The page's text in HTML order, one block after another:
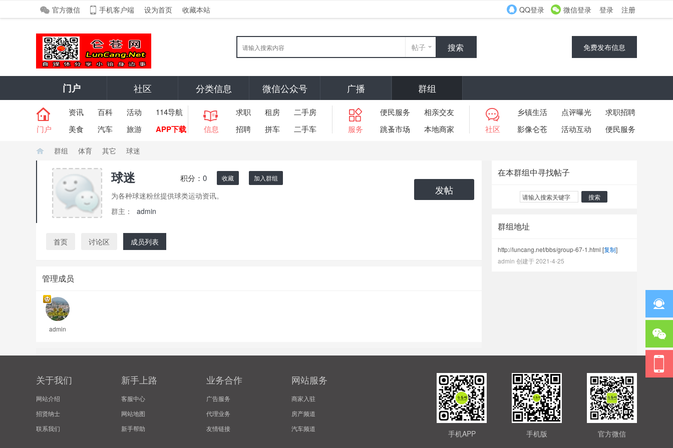
官方微信 手机客户端 设为首页 收藏本站 QQ登录 微信登录 登录 注册
帖子 搜索 免费发布信息
门户 社区 分类信息 微信公众号 广播 群组
门户
资讯 百科 活动
114导航
美食
汽车 旅游 APP下载 信息
求职 租房
二手房
招聘
拼车 二手车 服务
便民服务
相亲交友
跳蚤市场
本地商家 社区
乡镇生活 点评曝光
求职招聘
影像仑苍
活动互动 便民服务
网
群组
›
体育
›
其它
›
球迷
球迷 积分： 0 收藏 加入群组
为各种球迷粉丝提供球类运动资讯。
群主：
admin
发帖
首页 讨论区 成员列表
管理成员
admin
在本群组中寻找帖子
搜索
群组地址
http://luncang.net/bbs/group-67-1.html [复制]
admin 创建于 2021-4-25
关于我们
网站介绍
招贤纳士
联系我们
新手上路
客服中心
网站地图
新手帮助
业务合作
广告服务
代理业务
友情链接
网站服务
商家入驻
房产频道
汽车频道
官方微信
手机版
手机APP